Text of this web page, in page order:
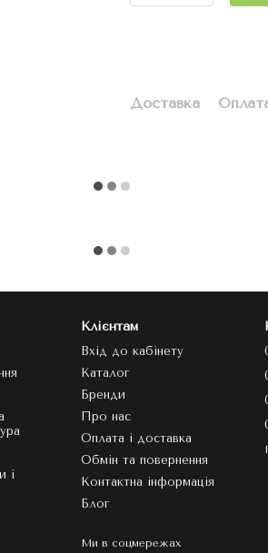
Доставка
і
Клієнтам
Вхід до кабінету
Каталог
Бренди
Про нас
Оплата і доставка
Обмін та повернення
Контактна інформація
Блог
Ми в соцмережах